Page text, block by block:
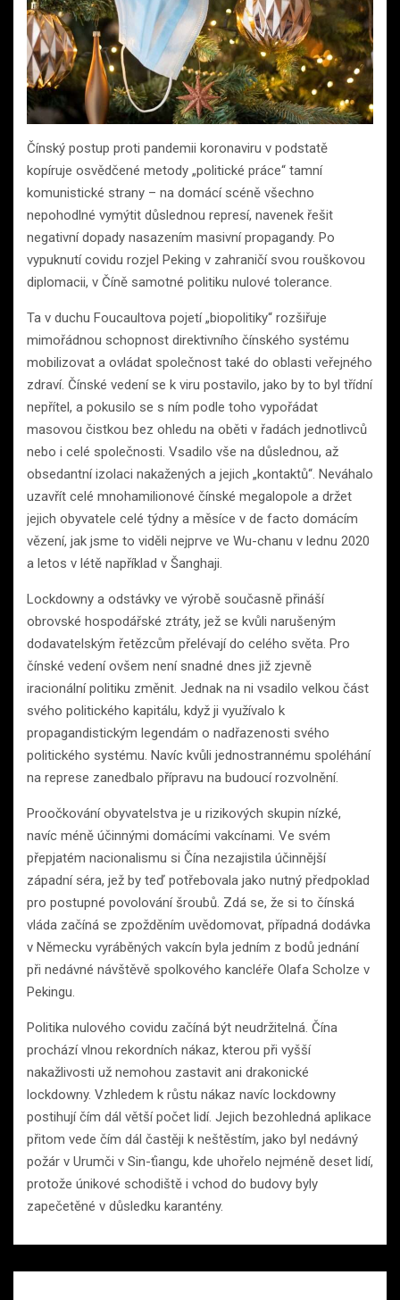
Čínský postup proti pandemii koronaviru v podstatě
kopíruje osvědčené metody „politické práce“ tamní
komunistické strany – na domácí scéně všechno
nepohodlné vymýtit důslednou represí, navenek řešit
negativní dopady nasazením masivní propagandy. Po
vypuknutí covidu rozjel Peking v zahraničí svou rouškovou
diplomacii, v Číně samotné politiku nulové tolerance.
Ta v duchu Foucaultova pojetí „biopolitiky“ rozšiřuje
mimořádnou schopnost direktivního čínského systému
mobilizovat a ovládat společnost také do oblasti veřejného
zdraví. Čínské vedení se k viru postavilo, jako by to byl třídní
nepřítel, a pokusilo se s ním podle toho vypořádat
masovou čistkou bez ohledu na oběti v řadách jednotlivců
nebo i celé společnosti. Vsadilo vše na důslednou, až
obsedantní izolaci nakažených a jejich „kontaktů“. Neváhalo
uzavřít celé mnohamilionové čínské megalopole a držet
jejich obyvatele celé týdny a měsíce v de facto domácím
vězení, jak jsme to viděli nejprve ve Wu-chanu v lednu 2020
a letos v létě například v Šanghaji.
Lockdowny a odstávky ve výrobě současně přináší
obrovské hospodářské ztráty, jež se kvůli narušeným
dodavatelským řetězcům přelévají do celého světa. Pro
čínské vedení ovšem není snadné dnes již zjevně
iracionální politiku změnit. Jednak na ni vsadilo velkou část
svého politického kapitálu, když ji využívalo k
propagandistickým legendám o nadřazenosti svého
politického systému. Navíc kvůli jednostrannému spoléhání
na represe zanedbalo přípravu na budoucí rozvolnění.
Proočkování obyvatelstva je u rizikových skupin nízké,
navíc méně účinnými domácími vakcínami. Ve svém
přepjatém nacionalismu si Čína nezajistila účinnější
západní séra, jež by teď potřebovala jako nutný předpoklad
pro postupné povolování šroubů. Zdá se, že si to čínská
vláda začíná se zpožděním uvědomovat, případná dodávka
v Německu vyráběných vakcín byla jedním z bodů jednání
při nedávné návštěvě spolkového kancléře Olafa Scholze v
Pekingu.
Politika nulového covidu začíná být neudržitelná. Čína
prochází vlnou rekordních nákaz, kterou při vyšší
nakažlivosti už nemohou zastavit ani drakonické
lockdowny. Vzhledem k růstu nákaz navíc lockdowny
postihují čím dál větší počet lidí. Jejich bezohledná aplikace
přitom vede čím dál častěji k neštěstím, jako byl nedávný
požár v Urumči v Sin-ťiangu, kde uhořelo nejméně deset lidí,
protože únikové schodiště i vchod do budovy byly
zapečetěné v důsledku karantény.